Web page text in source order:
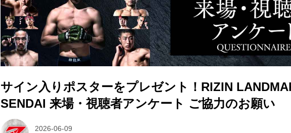
サイン入りポスターをプレゼント！RIZIN
SENDAI 来場・視聴者アンケート ご協力のお願い
2026-06-09